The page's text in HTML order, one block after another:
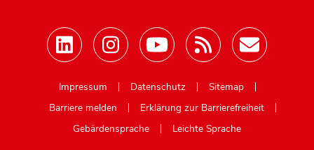
Impressum
Datenschutz
Sitemap
Barriere melden
Erklärung zur Barrierefreiheit
Gebärdensprache
Leichte Sprache